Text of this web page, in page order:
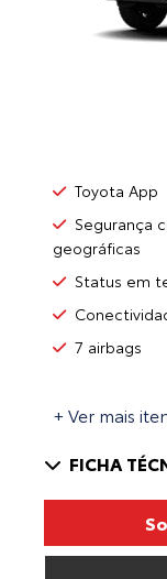
Toyota App
Segurança
geográficas
Status em
7 airbags
+ Ver mais
FICHA